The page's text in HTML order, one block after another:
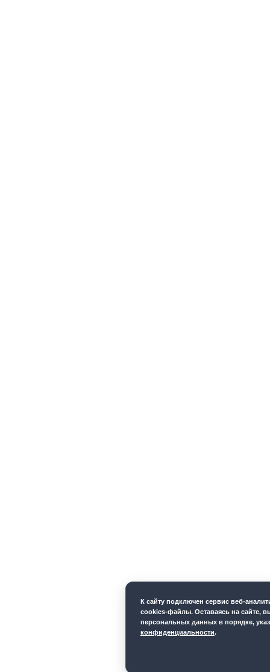
К cайту подключен сервис веб-
cookies-файлы. Оставаясь на сайте,
персональных данных в порядке,
конфиденциальности.